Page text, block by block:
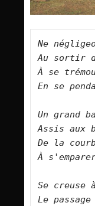
Ne
Au sortir
À se
En se
Un grand
Assis aux
De la
À
Se
Le